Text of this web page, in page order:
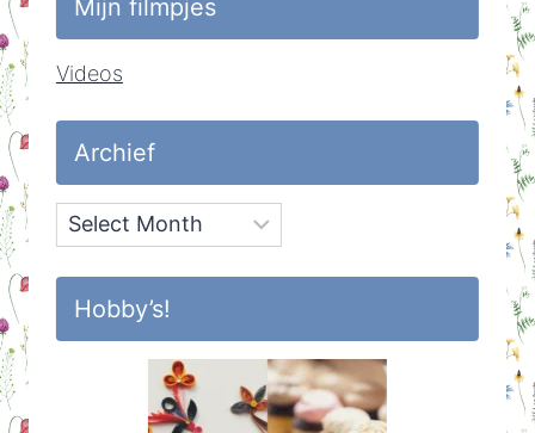
Mijn filmpjes
Videos
Archief
Archief
Hobby’s!